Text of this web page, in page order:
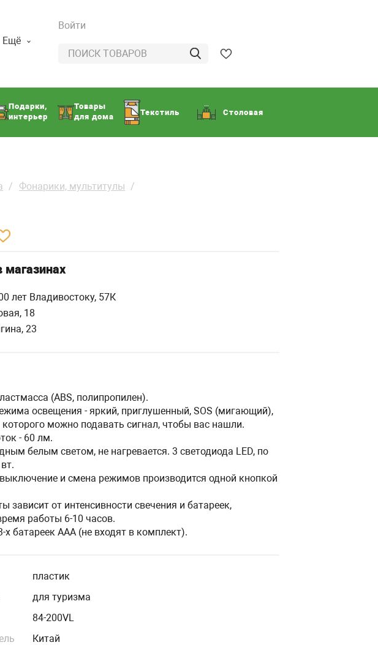
Ещё
Войти
Подарки,
интерьер
Товары
для дома
Текстиль Столовая
Фонарики, мультитулы
магазинах
лет Владивостоку, 57К
18
23
(ABS, полипропилен).
освещения - яркий, приглушенный, SOS (мигающий),
можно подавать сигнал, чтобы вас нашли.
- 60 лм.
белым светом, не нагревается. 3 светодиода LED, по
и смена режимов производится одной кнопкой
зависит от интенсивности свечения и батареек,
работы 6-10 часов.
х батареек ААА (не входят в комплект).
пластик
для туризма
84-200VL
Китай